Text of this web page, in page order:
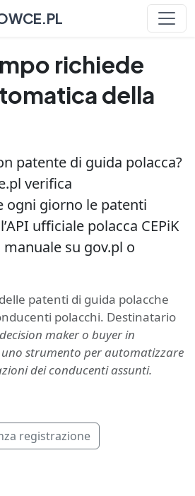
richiede
della
patente di guida polacca?
verifica
ogni giorno le patenti
ufficiale polacca CEPiK
su gov.pl o
patenti di guida polacche
polacchi. Destinatario
maker o buyer in
strumento per automatizzare
dei conducenti assunti.
registrazione